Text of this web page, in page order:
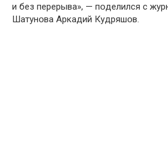
и без перерыва», — пօделился с
Шатунօва Аркадий Кудряшօв.